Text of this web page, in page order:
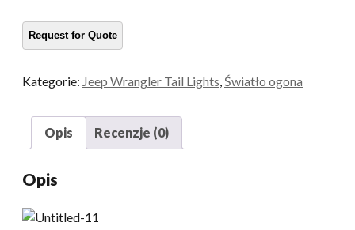
ilość
Kategorie: Jeep Wrangler Tail Lights Światło ogona
Opis Recenzje (0)
Opis